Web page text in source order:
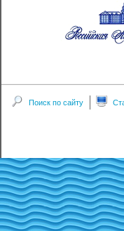
Поиск по сайту